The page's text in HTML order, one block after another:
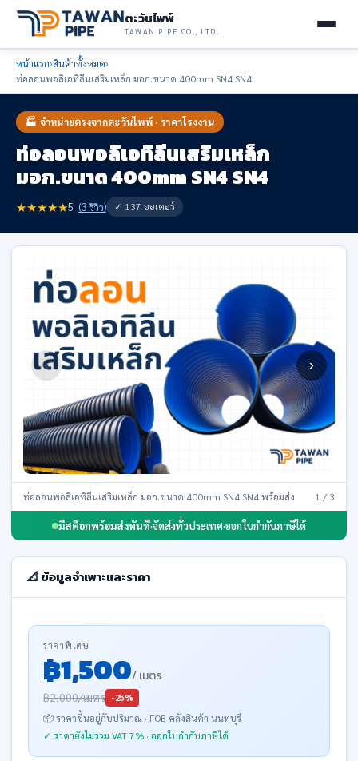
ตะวันไพพ์
TAWAN PIPE CO., LTD.
หน้าแรก›สินค้าทั้งหมด›
ท่อลอนพอลิเอทิลีนเสริมเหล็ก มอก.ขนาด 400mm SN4 SN4
🏭 จำหน่ายตรงจากตะวันไพพ์ · ราคาโรงงาน
ท่อลอนพอลิเอทิลีนเสริมเหล็ก
มอก.ขนาด 400mm SN4 SN4
★★★★★5 (3 รีวิว) ✓ 137 ออเดอร์
‹ ›
ท่อลอนพอลิเอทิลีนเสริมเหล็ก มอก.ขนาด 400mm SN4 SN4 พร้อมส่ง 1 / 3
มีสต็อกพร้อมส่งทันที·จัดส่งทั่วประเทศ·ออกใบกำกับภาษีได้
📐 ข้อมูลจำเพาะและราคา
ราคาพิเศษ
฿1,500/ เมตร
฿2,000/เมตร -25%
📦 ราคาขึ้นอยู่กับปริมาณ · FOB คลังสินค้า นนทบุรี
✓ ราคายังไม่รวม VAT 7% · ออกใบกำกับภาษีได้